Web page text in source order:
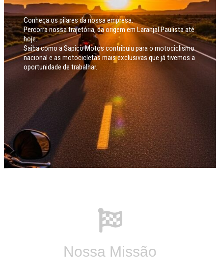
Conheça os pilares da nossa empresa.
Percorra nossa trajetória, da origem em Laranjal Paulista até
hoje.
Saiba como a Sapico Motos contribuiu para o motociclismo
nacional e as motocicletas mais exclusivas que já tivemos a
oportunidade de trabalhar.
Nossa Missão